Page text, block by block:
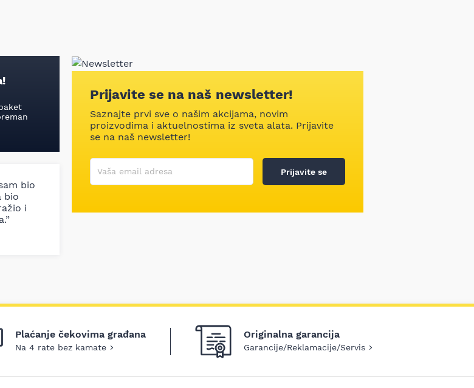
bio
bio
i
Prijavite se na naš newsletter!
Saznajte prvi sve o našim akcijama, novim
proizvodima i aktuelnostima iz sveta alata. Prijavite
se na naš newsletter!
Korisničko ime
Vaša email adresa
Prijavite se
Plaćanje čekovima građana
Na 4 rate bez kamate
Originalna garancija
Garancije/Reklamacije/Servis